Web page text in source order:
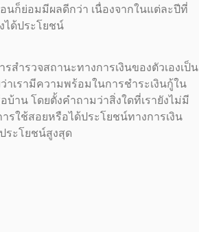
นก็ย่อมมีผลดีกว่า เนื่องจากในแต่ละปีที่
ได้ประโยชน์
ำรวจสถานะทางการเงินของตัวเองเป็น
เรามีความพร้อมในการชำระเงินกู้ใน
าน โดยตั้งคำถามว่าสิ่งใดที่เรายังไม่มี
รใช้สอยหรือได้ประโยชน์ทางการเงิน
ระโยชน์สูงสุด